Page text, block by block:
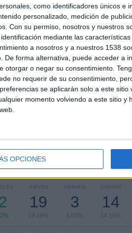
como identificadores únicos e
personalizado, medición de
Con su permiso, nosotros y nuestros
mediante las
a nosotros y a nuestros 1538
De forma alternativa, puede acceder a
otorgar o negar su consentimiento.
no requerir de su consentimiento,
se aplicarán solo a este
momento volviendo a este sitio y
OPCIONES
TOTAL
3
COMPETICIONES
RANKING POR COMPETICIONES
Liga Pro Serie B
Liga Pro Ecuador
29
JUEVES
19
19.19%
VIERNES
3
3.03%
SÁBADO
14
14.14%